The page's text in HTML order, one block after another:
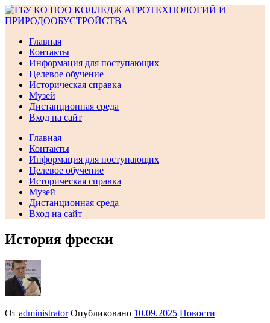
Перейти
к
Главная
Контакты
Информация для поступающих
Целевое обучение
Историческая справка
Музей
Дистанционная среда
Вход на сайт
Главная
Контакты
Информация для поступающих
Целевое обучение
Историческая справка
Музей
Дистанционная среда
Вход на сайт
История фрески
От administrator Опубликовано 10.09.2025 Новости